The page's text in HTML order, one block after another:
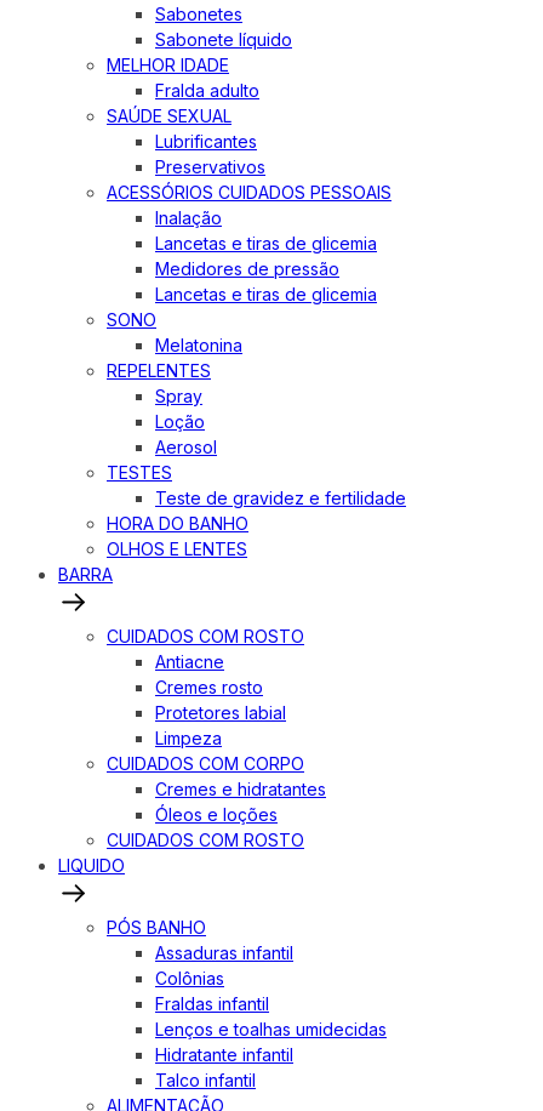
Sabonetes
Sabonete líquido
MELHOR IDADE
Fralda adulto
SAÚDE SEXUAL
Lubrificantes
Preservativos
ACESSÓRIOS CUIDADOS PESSOAIS
Inalação
Lancetas e tiras de glicemia
Medidores de pressão
Lancetas e tiras de glicemia
SONO
Melatonina
REPELENTES
Spray
Loção
Aerosol
TESTES
Teste de gravidez e fertilidade
HORA DO BANHO
OLHOS E LENTES
BARRA
CUIDADOS COM ROSTO
Antiacne
Cremes rosto
Protetores labial
Limpeza
CUIDADOS COM CORPO
Cremes e hidratantes
Óleos e loções
CUIDADOS COM ROSTO
LIQUIDO
PÓS BANHO
Assaduras infantil
Colônias
Fraldas infantil
Lenços e toalhas umidecidas
Hidratante infantil
Talco infantil
ALIMENTAÇÃO